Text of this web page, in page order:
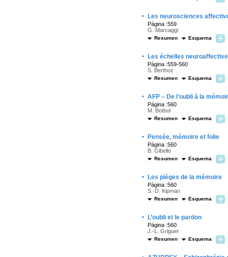
· Les neurosciences
Página :559
G. Marcaggi
Resumen Esquema
· Les échelles
Página :559-560
S. Berthoz
Resumen Esquema
· AFP – De l’oubli à la
Página :560
M. Botbol
Resumen Esquema
· Pensée, mémoire et folie
Página :560
B. Gibello
Resumen Esquema
· Les pièges de la mémoire
Página :560
S.-D. Kipman
Resumen Esquema
· L’oubli et le pardon
Página :560
J.-L. Griguer
Resumen Esquema